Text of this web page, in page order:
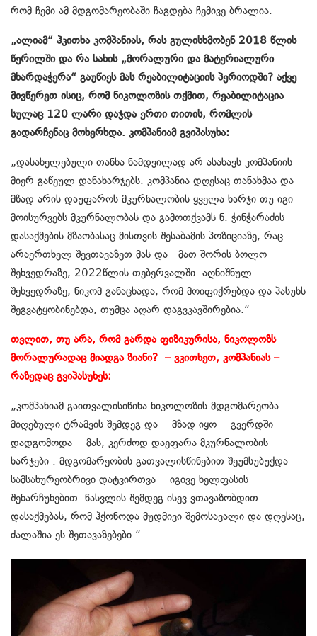
რომ ჩემი ამ მდგომარეობაში ჩაგდება ჩემივე ბრალია.
„ალიამ“ ჰკითხა კომპანიას, რას გულისხმობენ 2018 წლის
წერილში და რა სახის „მორალური და მატერიალური
მხარდაჭერა“ გაუწიეს მას რეაბილიტაციის პერიოდში? აქვე
მივწერეთ ისიც, რომ ნიკოლოზის თქმით, რეაბილიტაცია
სულაც 120 ლარი დაჯდა ერთი თითის, რომლის
გადარჩენაც მოხერხდა. კომპანიამ გვიპასუხა:
„დასახელებული თანხა ნამდვილად არ ასახავს კომპანიის
მიერ გაწეულ დანახარჯებს. კომპანია დღესაც თანახმაა და
მზად არის დაუფაროს მკურნალობის ყველა ხარჯი თუ იგი
მოისურვებს მკურნალობას და გამოთქვამს ნ. ჭინჭარაძის
დასაქმების მზაობასაც მისთვის შესაბამის პოზიციაზე, რაც
არაერთხელ შევთავაზეთ მას და მათ შორის ბოლო
შეხვედრაზე, 2022წლის თებერვალში. აღნიშნულ
შეხვედრაზე, ნიკომ განაცხადა, რომ მოიფიქრებდა და პასუხს
შეგვატყობინებდა, თუმცა აღარ დაგვკავშირებია.“
თვლით, თუ არა, რომ გარდა ფიზიკურისა, ნიკოლოზს
მორალურადაც მიადგა ზიანი? – ვკითხეთ, კომპანიას –
რაზედაც გვიპასუხეს:
„კომპანიამ გაითვალისიწინა ნიკოლოზის მდგომარეობა
მიღებული ტრამვის შემდეგ და მზად იყო გვერდში
დადგომოდა მას, კერძოდ დაეფარა მკურნალობის
ხარჯები . მდგომარეობის გათვალისწინებით შეუმსუბუქდა
სამსახურეობრივი დატვირთვა იგივე ხელფასის
შენარჩუნებით. წასვლის შემდეგ ისევ ვთავაზობდით
დასაქმებას, რომ ჰქონოდა მუდმივი შემოსავალი და დღესაც,
ძალაშია ეს შეთავაზებები.“